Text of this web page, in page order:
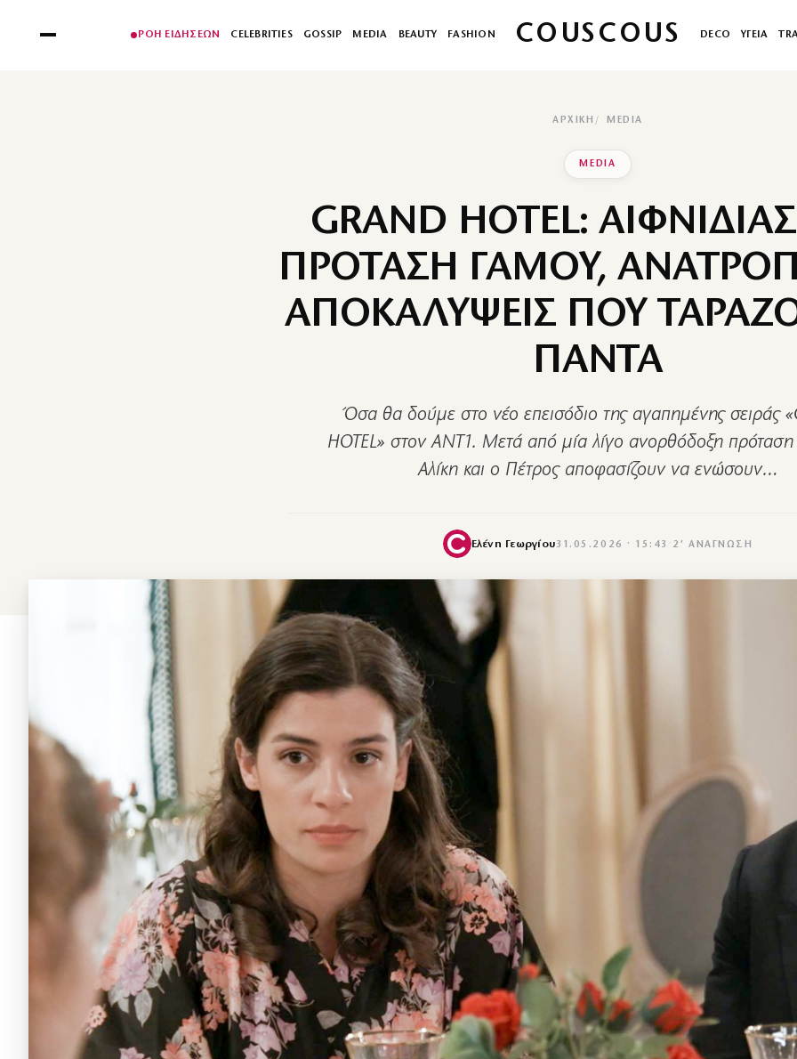
ΡΟΗ ΕΙΔΗΣΕΩΝ CELEBRITIES GOSSIP MEDIA BEAUTY FASHION COUSCOUS DECO ΥΓΕΙΑ
ΑΡΧΙΚΉ MEDIA
MEDIA
GRAND HOTEL:
ΠΡΟΤΑΣΗ ΓΑΜΟΥ,
ΑΠΟΚΑΛΥΨΕΙΣ ΠΟΥ
ΠΑΝΤΑ
Όσα θα δούμε στο νέο επεισόδιο της αγαπημένης σειράς
HOTEL» στον ΑΝΤ1. Μετά από μία λίγο ανορθόδοξη
Αλίκη και ο Πέτρος αποφασίζουν να ενώσουν…
Ελένη Γεωργίου31.05.2026 · 15:43 · 2′ ΑΝΆΓΝΩΣΗ